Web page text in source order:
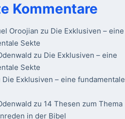
Kommentare
Oroojian zu Die Exklusiven – eine
Sekte
zu Die Exklusiven – eine
Sekte
Die Exklusiven – eine fundamentale
zu 14 Thesen zum Thema
in der Bibel